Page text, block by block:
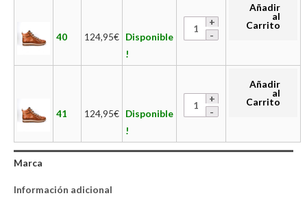
40 124,95€ Disponible
!
Añadir
al
Carrito
41 124,95€ Disponible
!
Añadir
al
Carrito
Marca
Información adicional